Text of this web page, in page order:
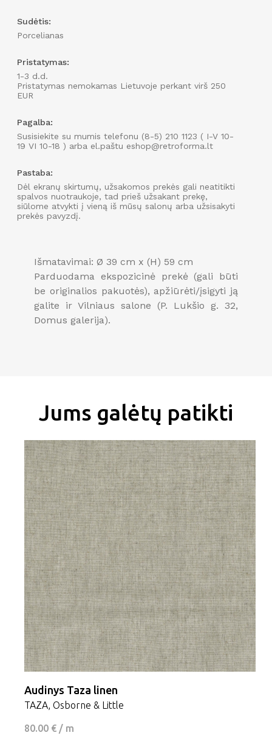
Išmatavimai: Ø 39 cm x (H) 59 cm
Parduodama ekspozicinė prekė (gali būti
be originalios pakuotės), apžiūrėti/įsigyti ją
galite ir Vilniaus salone (P. Lukšio g. 32,
Domus galerija).
Sudėtis:
Porcelianas
Pristatymas:
1-3 d.d.
Pristatymas nemokamas Lietuvoje perkant virš 250
EUR
Pagalba:
Susisiekite su mumis telefonu (8-5) 210 1123 ( I-V 10-
19 VI 10-18 ) arba el.paštu eshop@retroforma.lt
Pastaba:
Dėl ekranų skirtumų, užsakomos prekės gali neatitikti
spalvos nuotraukoje, tad prieš užsakant prekę,
siūlome atvykti į vieną iš mūsų salonų arba užsisakyti
prekės pavyzdį.
Jums galėtų patikti
Audinys Taza linen
TAZA, Osborne & Little
80.00 € / m